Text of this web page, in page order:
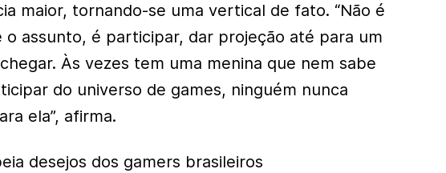
maior, tornando-se uma vertical de fato. “Não é
o assunto, é participar, dar projeção até para um
Às vezes tem uma menina que nem sabe
do universo de games, ninguém nunca
ela”, afirma.
desejos dos gamers brasileiros